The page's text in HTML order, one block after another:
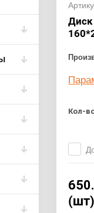
Диск
Кол-
(шт)